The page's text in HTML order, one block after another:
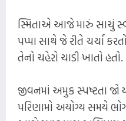
સ્મિતાએ આજે મારું સાચું
પપ્પા સાથે જે રીતે ચર્ચા
તેનો ચહેરો ચાડી ખાતો હતો.
જીવનમાં અમુક સ્પષ્ટતા જો
પરિણામો અયોગ્ય સમયે